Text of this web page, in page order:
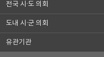
전국 시·도 의회
도내 시·군 의회
유관기관